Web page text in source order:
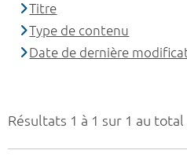
Résultats 1 à 1 sur 1 au total
Titre
Type de contenu
Date de dernière